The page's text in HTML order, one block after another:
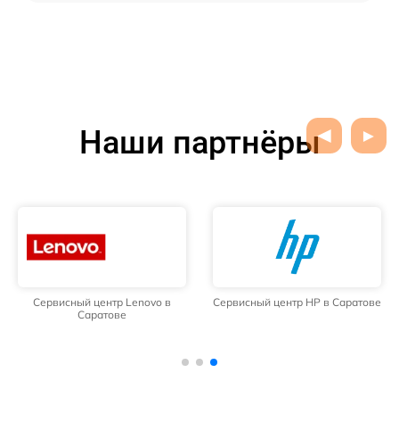
Наши партнёры
Сервисный центр Lenovo в
Саратове
Сервисный центр HP в Саратове